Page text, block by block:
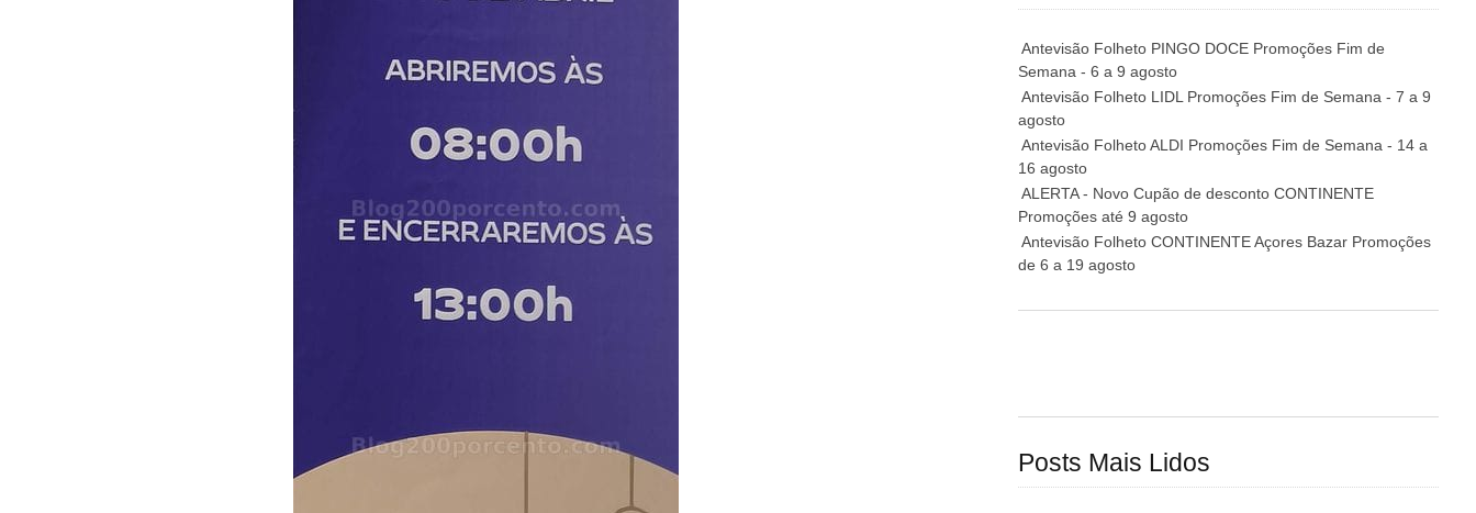
Antevisão Folheto PINGO DOCE Promoções Fim de
Semana - 6 a 9 agosto
Antevisão Folheto LIDL Promoções Fim de Semana - 7 a 9
agosto
Antevisão Folheto ALDI Promoções Fim de Semana - 14 a
16 agosto
ALERTA - Novo Cupão de desconto CONTINENTE
Promoções até 9 agosto
Antevisão Folheto CONTINENTE Açores Bazar Promoções
de 6 a 19 agosto
Posts Mais Lidos